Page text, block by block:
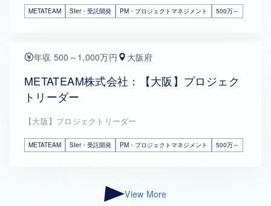
METATEAM SIer・受託開発 PM・プロジェクトマネジメント 500万～
年収 500～1,000万円 大阪府
METATEAM株式会社：【大阪】プロジェク
トリーダー
【大阪】プロジェクトリーダー
METATEAM SIer・受託開発 PM・プロジェクトマネジメント 500万～
View More